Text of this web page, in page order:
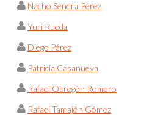
Nacho Sendra Pérez
Yuri Rueda
Diego Pérez
Patricia Casanueva
Rafael Obregón Romero
Rafael Tamajón Gómez